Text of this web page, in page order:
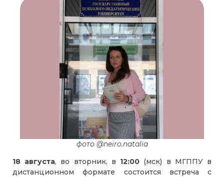
фото @neiro.natalia
18 августа, во вторник, в 12:00 (мск) в МГППУ в
дистанционном формате состоится встреча с